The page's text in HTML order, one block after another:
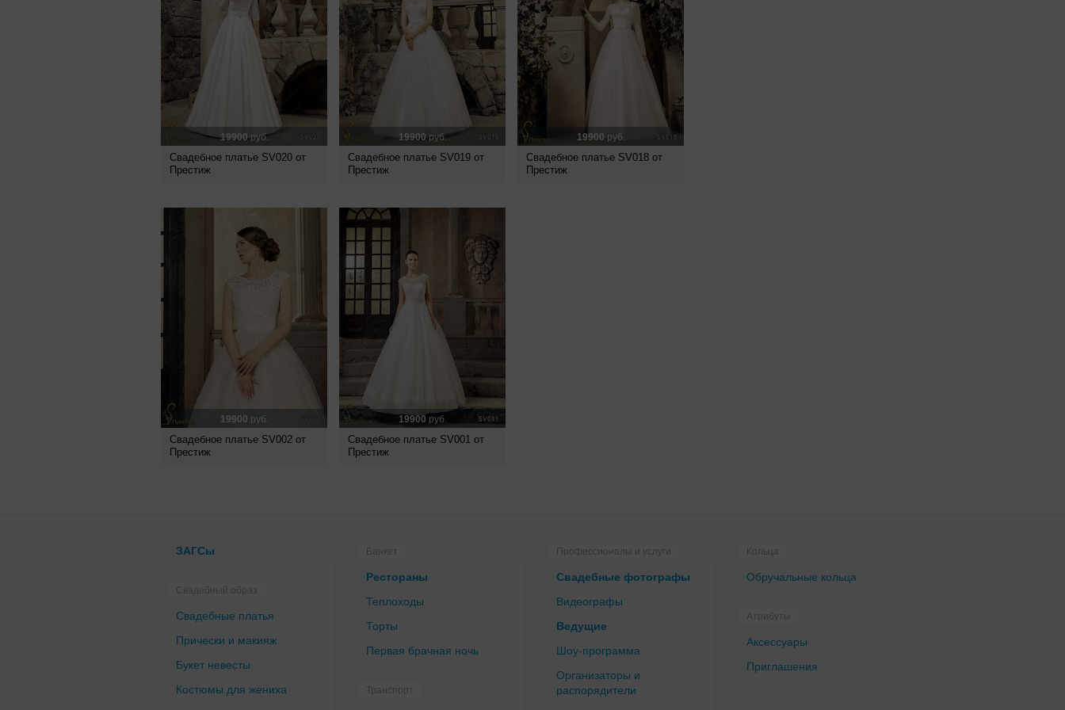
19900руб.
Свадебное платье SV020 от
Престиж
19900руб.
Свадебное платье SV019 от
Престиж
19900 руб.
Свадебное платье SV018 от
Престиж
19900 руб.
Свадебное платье SV002 от
Престиж
19900 руб.
Свадебное платье SV001 от
Престиж
ЗАГСы
Свадебный образ
Свадебные платья
Прически и макияж
Букет невесты
Костюмы для жениха
Банкет
Рестораны
Теплоходы
Торты
Первая брачная ночь
Транспорт
Профессионалы и услуги
Свадебные фотографы
Видеографы
Ведущие
Шоу-программа
Организаторы и
распорядители
Кольца
Обручальные кольца
Атрибуты
Аксессуары
Приглашения